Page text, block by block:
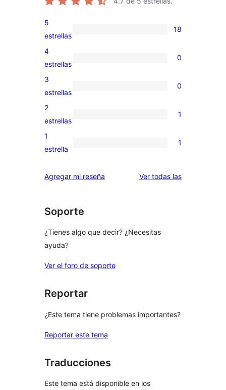
18
valoraciones
de
5
estrellas
18
0
valoraciones
de
4
estrellas
0
0
valoraciones
de
3
estrellas
0
1
valoración
de
estrellas
2
estrellas
1
1
de
1
estrella
1
Agregar mi reseña Ver todas lasreseñas
Soporte
¿Tienes algo que decir? ¿Necesitas
ayuda?
Ver el foro de soporte
Reportar
¿Este tema tiene problemas importantes?
Reportar este tema
Traducciones
Este tema está disponible en los